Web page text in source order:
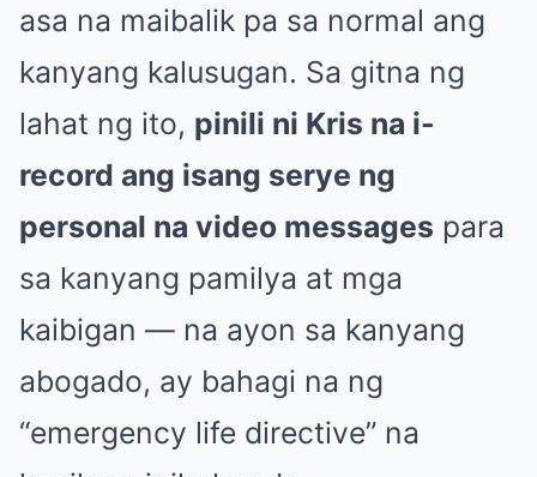
asa na maibalik pa sa normal ang
kanyang kalusugan. Sa gitna ng
lahat ng ito, pinili ni Kris na i-
record ang isang serye ng
personal na video messages para
sa kanyang pamilya at mga
kaibigan — na ayon sa kanyang
abogado, ay bahagi na ng
“emergency life directive” na